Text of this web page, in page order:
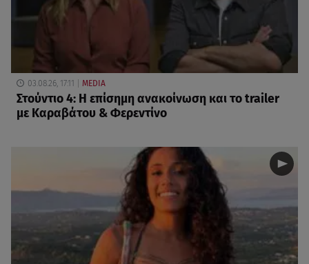
03.08.26, 17:11 MEDIA
Στούντιο 4: Η επίσημη ανακοίνωση και το trailer
με Καραβάτου & Φερεντίνο